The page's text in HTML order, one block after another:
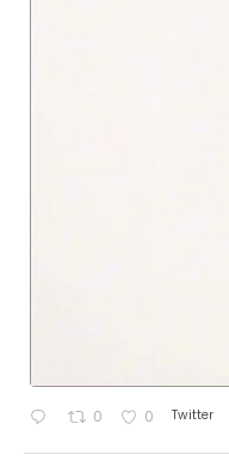
0 0 Twitter